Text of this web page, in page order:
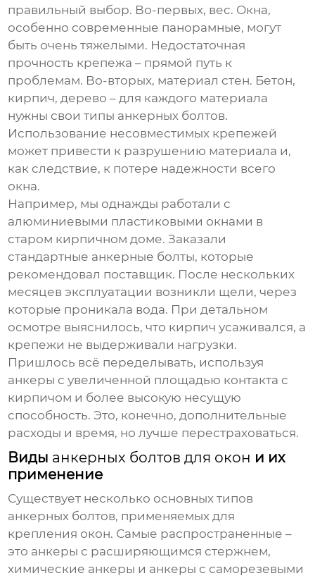
правильный выбор. Во-первых, вес. Окна,
особенно современные панорамные, могут
быть очень тяжелыми. Недостаточная
прочность крепежа – прямой путь к
проблемам. Во-вторых, материал стен. Бетон,
кирпич, дерево – для каждого материала
нужны свои типы анкерных болтов.
Использование несовместимых крепежей
может привести к разрушению материала и,
как следствие, к потере надежности всего
окна.
Например, мы однажды работали с
алюминиевыми пластиковыми окнами в
старом кирпичном доме. Заказали
стандартные анкерные болты, которые
рекомендовал поставщик. После нескольких
месяцев эксплуатации возникли щели, через
которые проникала вода. При детальном
осмотре выяснилось, что кирпич усаживался, а
крепежи не выдерживали нагрузки.
Пришлось всё переделывать, используя
анкеры с увеличенной площадью контакта с
кирпичом и более высокую несущую
способность. Это, конечно, дополнительные
расходы и время, но лучше перестраховаться.
Виды анкерных болтов для окон и их
применение
Существует несколько основных типов
анкерных болтов, применяемых для
крепления окон. Самые распространенные –
это анкеры с расширяющимся стержнем,
химические анкеры и анкеры с саморезевыми